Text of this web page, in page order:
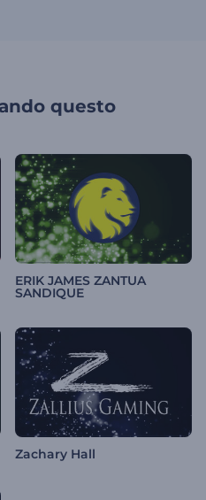
questo
ERIK JAMES ZANTUA
SANDIQUE
Zachary Hall